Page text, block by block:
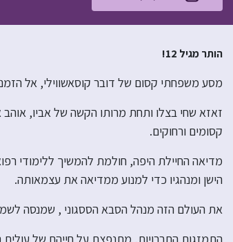
הותר מגיל 12!
מסע משפחתי קסום של דובר קוסאשווילי, אל
זאזא שחי בצלו ותחת מרותו הקשה של אביו,
קסומים ורחוקים.
מדיאה החיילת היפה, חולמת להמשיך ללימודי
הישן ומנהגיו כדי למנוע ממדיאה את עצמאותה.
את העולם הזה מנהל הסבא הססגוני , שמנסה